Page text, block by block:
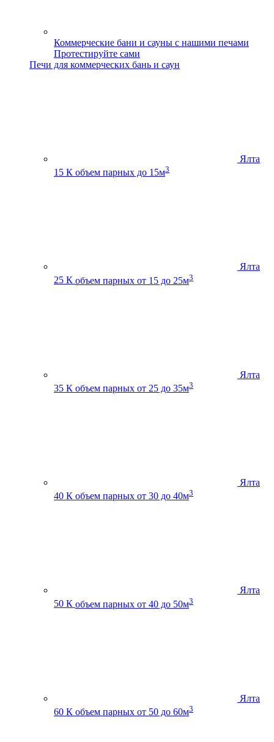
Коммерческие бани и сауны с нашими печами
Протестируйте сами
Печи для коммерческих бань и саун
Ялта
15 К объем парных до 15м3
Ялта
25 К объем парных от 15 до 25м3
Ялта
35 К объем парных от 25 до 35м3
Ялта
40 К объем парных от 30 до 40м3
Ялта
50 К объем парных от 40 до 50м3
Ялта
60 К объем парных от 50 до 60м3